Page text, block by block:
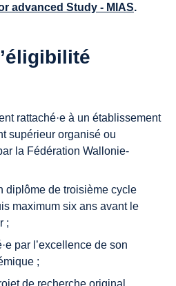
advanced Study - MIAS.
rattaché·e à un établissement
supérieur organisé ou
la Fédération Wallonie-
diplôme de troisième cycle
maximum six ans avant le
;
par l’excellence de son
;
de recherche original